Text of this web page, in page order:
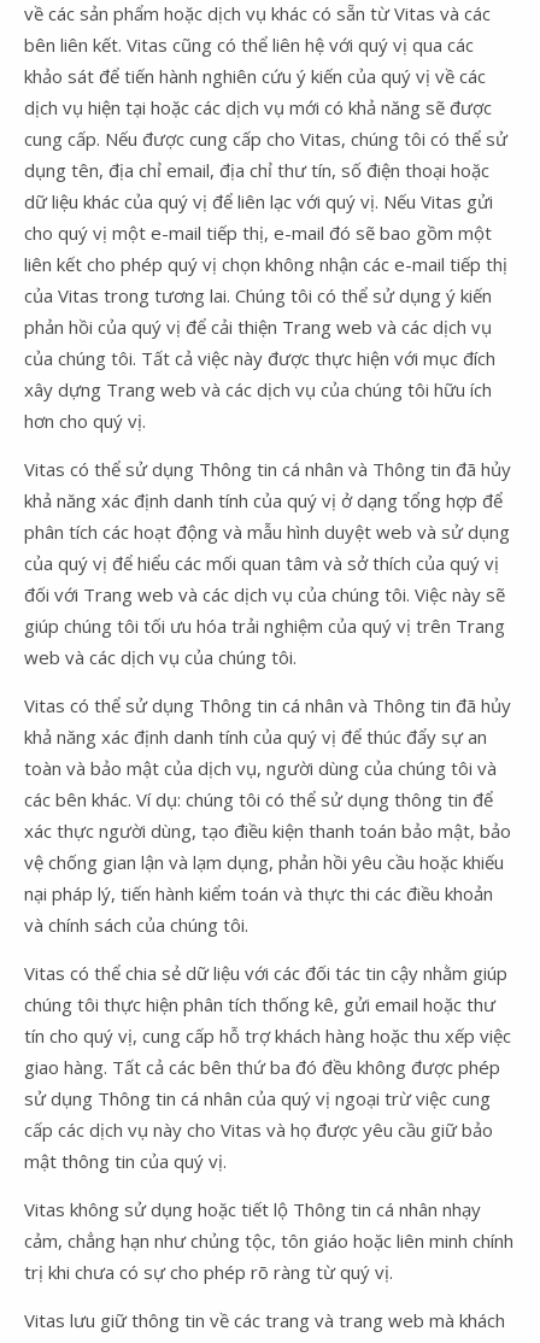
về các sản phẩm hoặc dịch vụ khác có sẵn từ Vitas và các
bên liên kết. Vitas cũng có thể liên hệ với quý vị qua các
khảo sát để tiến hành nghiên cứu ý kiến của quý vị về các
dịch vụ hiện tại hoặc các dịch vụ mới có khả năng sẽ được
cung cấp. Nếu được cung cấp cho Vitas, chúng tôi có thể sử
dụng tên, địa chỉ email, địa chỉ thư tín, số điện thoại hoặc
dữ liệu khác của quý vị để liên lạc với quý vị. Nếu Vitas gửi
cho quý vị một e-mail tiếp thị, e-mail đó sẽ bao gồm một
liên kết cho phép quý vị chọn không nhận các e-mail tiếp thị
của Vitas trong tương lai. Chúng tôi có thể sử dụng ý kiến
phản hồi của quý vị để cải thiện Trang web và các dịch vụ
của chúng tôi. Tất cả việc này được thực hiện với mục đích
xây dựng Trang web và các dịch vụ của chúng tôi hữu ích
hơn cho quý vị.
Vitas có thể sử dụng Thông tin cá nhân và Thông tin đã hủy
khả năng xác định danh tính của quý vị ở dạng tổng hợp để
phân tích các hoạt động và mẫu hình duyệt web và sử dụng
của quý vị để hiểu các mối quan tâm và sở thích của quý vị
đối với Trang web và các dịch vụ của chúng tôi. Việc này sẽ
giúp chúng tôi tối ưu hóa trải nghiệm của quý vị trên Trang
web và các dịch vụ của chúng tôi.
Vitas có thể sử dụng Thông tin cá nhân và Thông tin đã hủy
khả năng xác định danh tính của quý vị để thúc đẩy sự an
toàn và bảo mật của dịch vụ, người dùng của chúng tôi và
các bên khác. Ví dụ: chúng tôi có thể sử dụng thông tin để
xác thực người dùng, tạo điều kiện thanh toán bảo mật, bảo
vệ chống gian lận và lạm dụng, phản hồi yêu cầu hoặc khiếu
nại pháp lý, tiến hành kiểm toán và thực thi các điều khoản
và chính sách của chúng tôi.
Vitas có thể chia sẻ dữ liệu với các đối tác tin cậy nhằm giúp
chúng tôi thực hiện phân tích thống kê, gửi email hoặc thư
tín cho quý vị, cung cấp hỗ trợ khách hàng hoặc thu xếp việc
giao hàng. Tất cả các bên thứ ba đó đều không được phép
sử dụng Thông tin cá nhân của quý vị ngoại trừ việc cung
cấp các dịch vụ này cho Vitas và họ được yêu cầu giữ bảo
mật thông tin của quý vị.
Vitas không sử dụng hoặc tiết lộ Thông tin cá nhân nhạy
cảm, chẳng hạn như chủng tộc, tôn giáo hoặc liên minh chính
trị khi chưa có sự cho phép rõ ràng từ quý vị.
Vitas lưu giữ thông tin về các trang và trang web mà khách